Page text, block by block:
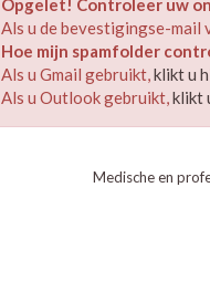
Opgelet! Controleer uw
Als u de bevestigingse-mail
Hoe mijn spamfolder
Als u Gmail gebruikt,klikt u
Als u Outlook gebruikt,klikt
Medische en